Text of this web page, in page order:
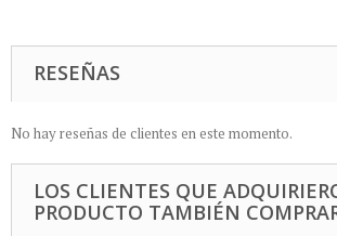
RESEÑAS
No hay reseñas de clientes en este momento.
LOS CLIENTES QUE
PRODUCTO TAMBIÉN